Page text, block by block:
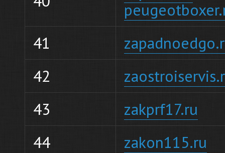
41
42
43
zakprf17.ru
44
zakon115.ru